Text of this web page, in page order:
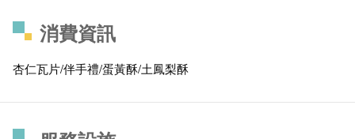
消費資訊
杏仁瓦片/伴手禮/蛋黃酥/土鳳梨酥